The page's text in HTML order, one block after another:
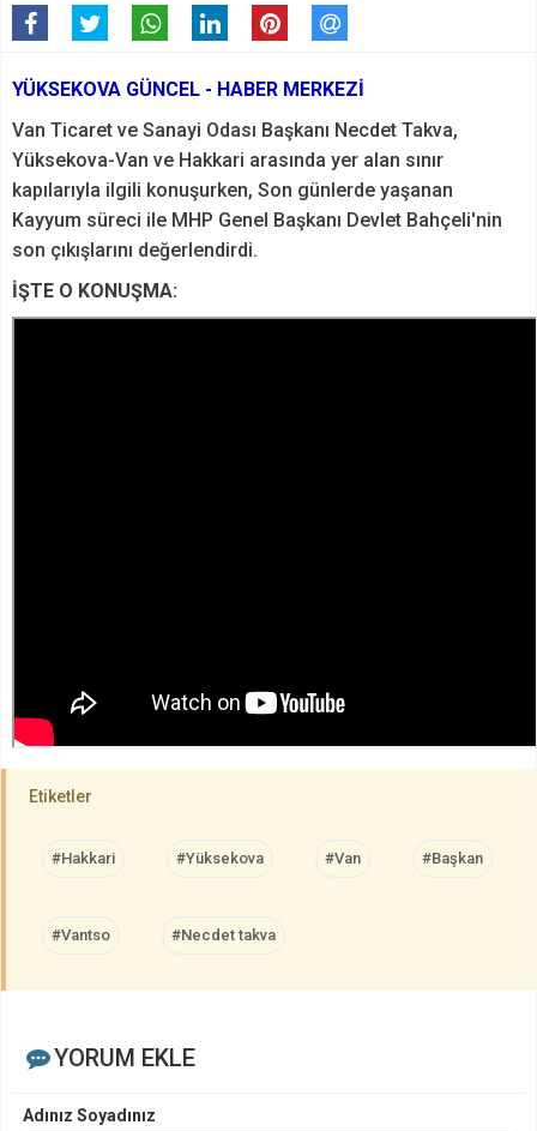
YÜKSEKOVA GÜNCEL - HABER MERKEZİ
Van Ticaret ve Sanayi Odası Başkanı Necdet Takva,
Yüksekova-Van ve Hakkari arasında yer alan sınır
kapılarıyla ilgili konuşurken, Son günlerde yaşanan
Kayyum süreci ile MHP Genel Başkanı Devlet Bahçeli'nin
son çıkışlarını değerlendirdi.
İŞTE O KONUŞMA:
Etiketler
#Hakkari #Yüksekova #Van #Başkan
#Vantso #Necdet takva
YORUM EKLE
Adınız Soyadınız